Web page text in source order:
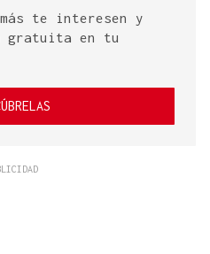
te interesen y
gratuita en tu